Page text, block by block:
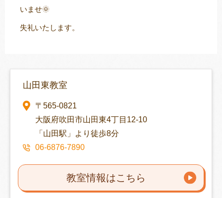
いませ🌞
失礼いたします。
山田東教室
〒565-0821
大阪府吹田市山田東4丁目12-10
「山田駅」より徒歩8分
06-6876-7890
教室情報はこちら